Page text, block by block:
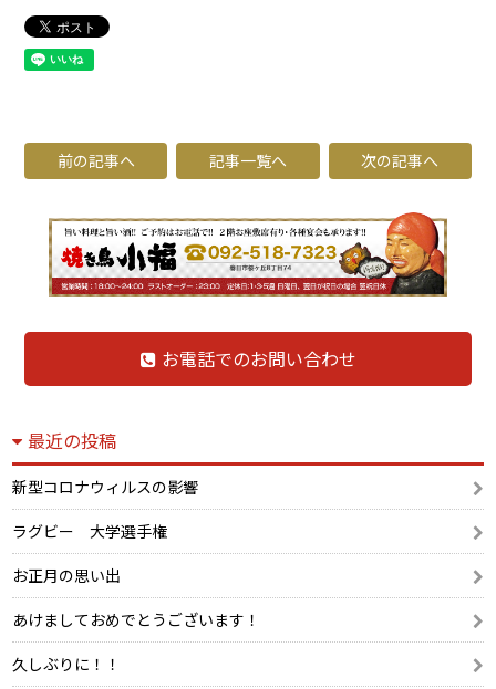
前の記事へ 記事一覧へ 次の記事へ
お電話でのお問い合わせ
最近の投稿
新型コロナウィルスの影響
ラグビー 大学選手権
お正月の思い出
あけましておめでとうございます！
久しぶりに！！